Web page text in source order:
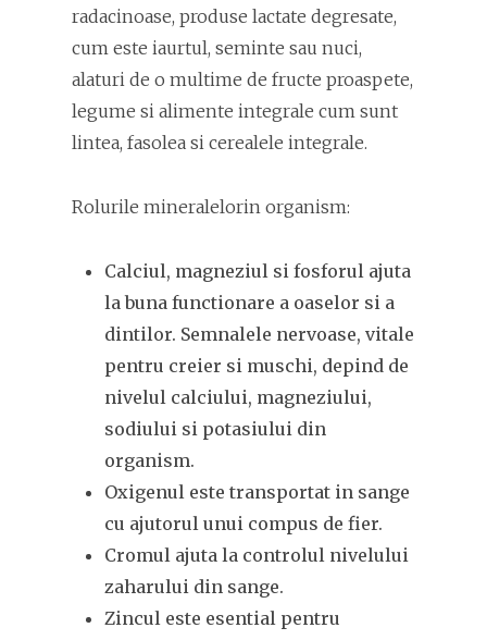
radacinoase, produse lactate degresate,
cum este iaurtul, seminte sau nuci,
alaturi de o multime de fructe proaspete,
legume si alimente integrale cum sunt
lintea, fasolea si cerealele integrale.
Rolurile mineralelorin organism:
Calciul, magneziul si fosforul ajuta
la buna functionare a oaselor si a
dintilor. Semnalele nervoase, vitale
pentru creier si muschi, depind de
nivelul calciului, magneziului,
sodiului si potasiului din
organism.
Oxigenul este transportat in sange
cu ajutorul unui compus de fier.
Cromul ajuta la controlul nivelului
zaharului din sange.
Zincul este esential pentru